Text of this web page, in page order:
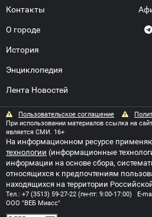
Контакты
О городе
История
Энциклопедия
Лента Новостей
Пользовательское соглашение
При использовании материалов ссылка на
является СМИ. 16+
На информационном ресурсе
технологии (информационные
информации на основе сбора,
относящихся к предпочтениям
находящихся на территории
Тел.: +7 (3513) 59-27-22 (пн-пт: 9:00-17:00) E-
ООО "ВЕБ Миасс"